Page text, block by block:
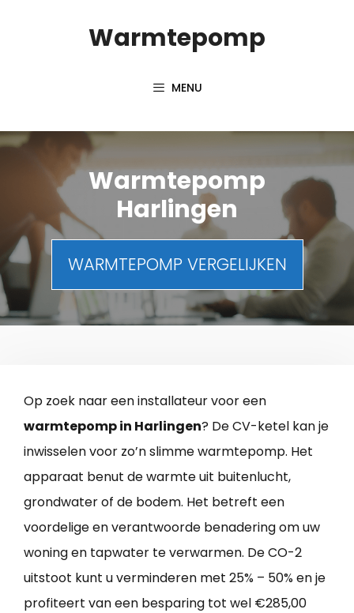
Warmtepomp
MENU
Warmtepomp
Harlingen
WARMTEPOMP VERGELIJKEN
Op zoek naar een installateur voor een
warmtepomp in Harlingen? De CV-ketel kan je
inwisselen voor zo’n slimme warmtepomp. Het
apparaat benut de warmte uit buitenlucht,
grondwater of de bodem. Het betreft een
voordelige en verantwoorde benadering om uw
woning en tapwater te verwarmen. De CO-2
uitstoot kunt u verminderen met 25% – 50% en je
profiteert van een besparing tot wel €285,00